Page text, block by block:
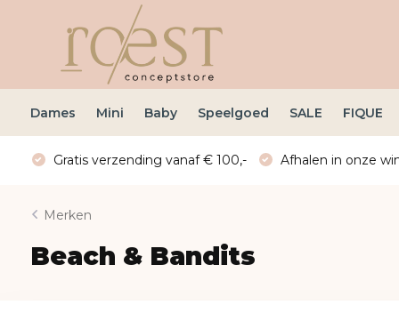
Dames Mini Baby Speelgoed SALE FIQUE
Gratis verzending vanaf € 100,- Afhalen in onze
Merken
Beach & Bandits